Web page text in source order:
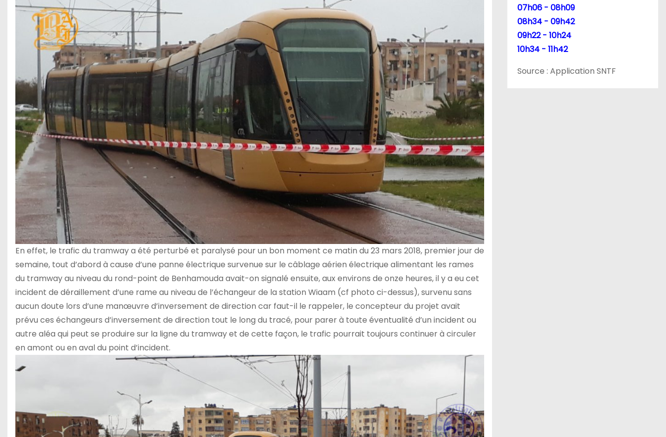
En effet, le trafic du tramway a été perturbé et paralysé pour un bon moment ce matin du 23 mars 2018, premier jour de
semaine, tout d’abord à cause d’une panne électrique survenue sur le câblage aérien électrique alimentant les rames
du tramway au niveau du rond-point de Benhamouda avait-on signalé ensuite, aux environs de onze heures, il y a eu cet
incident de déraillement d’une rame au niveau de l’échangeur de la station Wiaam (cf photo ci-dessus), survenu sans
aucun doute lors d’une manœuvre d’inversement de direction car faut-il le rappeler, le concepteur du projet avait
prévu ces échangeurs d’inversement de direction tout le long du tracé, pour parer à toute éventualité d’un incident ou
autre aléa qui peut se produire sur la ligne du tramway et de cette façon, le trafic pourrait toujours continuer à circuler
en amont ou en aval du point d’incident.
07h06 - 08h09
08h34 - 09h42
09h22 - 10h24
10h34 - 11h42
Source : Application SNTF